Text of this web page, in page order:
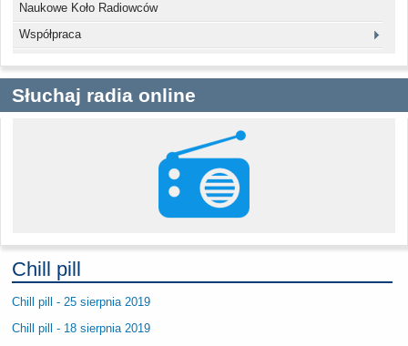
Naukowe Koło Radiowców
Współpraca
Słuchaj radia online
Chill pill
Chill pill - 25 sierpnia 2019
Chill pill - 18 sierpnia 2019